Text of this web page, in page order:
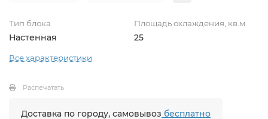
Тип блока
Настенная
Площадь охлаждения, кв.м
25
Все характеристики
Распечатать
Доставка по городу, самовывоз бесплатно